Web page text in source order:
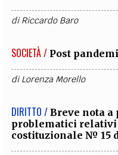
diRiccardo Baro
SOCIETÀ / Post
diLorenza Morello
DIRITTO / Breve nota
problematici relativi
costituzionale № 15